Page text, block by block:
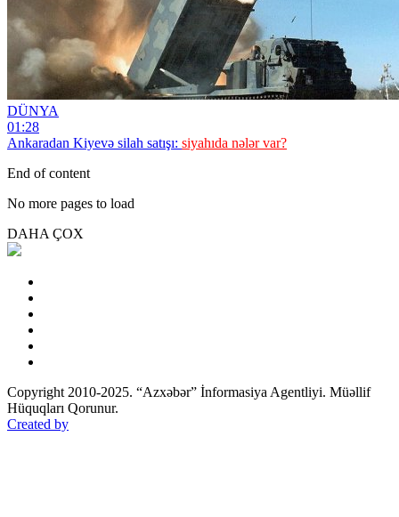
DÜNYA
01:28
Ankaradan Kiyevə silah satışı: siyahıda nələr var?
End of content
No more pages to load
DAHA ÇOX
Copyright 2010-2025. “Azxəbər” İnformasiya Agentliyi. Müəllif
Hüquqları Qorunur.
Created by